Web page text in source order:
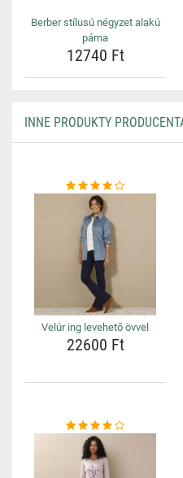
Berber stílusú négyzet alakú
párna
12740 Ft
INNE PRODUKTY
Velúr ing levehető övvel
22600 Ft